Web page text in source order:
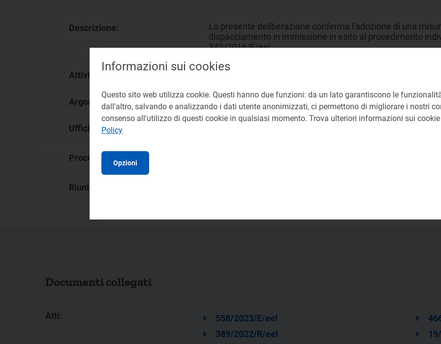
Descrizione:
La presente deliberazione conferma l'adozione di una
dispacciamento in immissione in esito al procedimento
342/2016/E/eel.
Attività: Mercato all’ingrosso
Argomento: Strategie di programmazione e offerta degli UDD
Ufficio responsabile:
Procedimento:
Riunione:
Documenti collegati
Atti: 558/2023/E/eel
389/2022/R/eel
Informazioni sui cookies
Questo sito web utilizza cookie. Questi hanno due funzioni: da un lato garantiscono le
dall'altro, salvando e analizzando i dati utente anonimizzati, ci permettono di migliorare i nostri
consenso all'utilizzo di questi cookie in qualsiasi momento. Trova ulteriori informazioni sui
Policy
Opzioni